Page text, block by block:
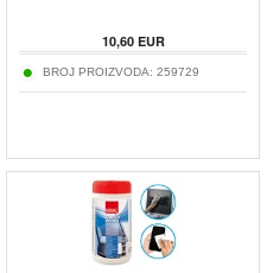
10,60EUR
BROJ PROIZVODA: 259729